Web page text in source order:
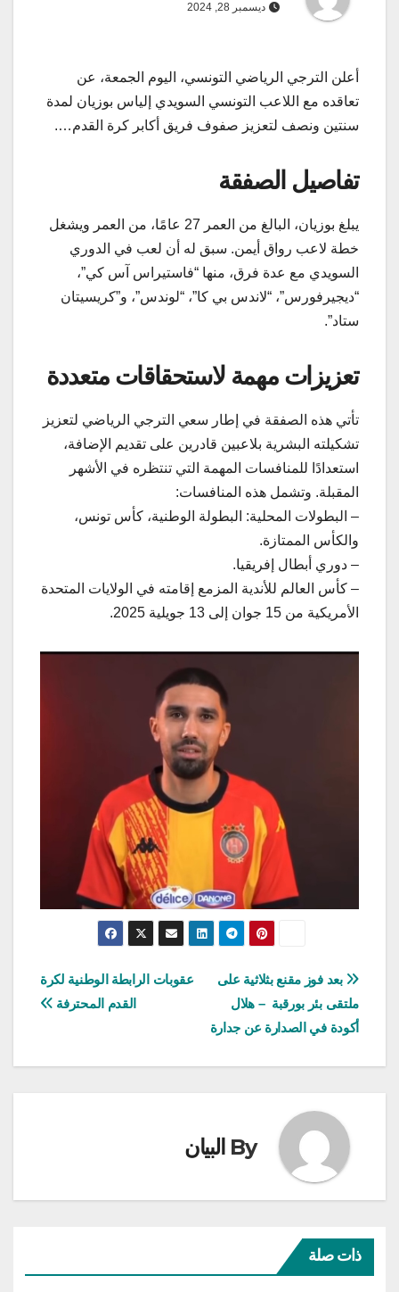
ديسمبر 28, 2024
أعلن الترجي الرياضي التونسي، اليوم الجمعة، عن
تعاقده مع اللاعب التونسي السويدي إلياس بوزيان لمدة
سنتين ونصف لتعزيز صفوف فريق أكابر كرة القدم….
تفاصيل الصفقة
يبلغ بوزيان، البالغ من العمر 27 عامًا، من العمر ويشغل
خطة لاعب رواق أيمن. سبق له أن لعب في الدوري
السويدي مع عدة فرق، منها “فاستيراس آس كي”،
“ديجيرفورس”، “لاندس بي كا”، “لوندس”، و”كريسيتان
ستاد”.
تعزيزات مهمة لاستحقاقات متعددة
تأتي هذه الصفقة في إطار سعي الترجي الرياضي لتعزيز
تشكيلته البشرية بلاعبين قادرين على تقديم الإضافة،
استعدادًا للمنافسات المهمة التي تنتظره في الأشهر
المقبلة. وتشمل هذه المنافسات:
– البطولات المحلية: البطولة الوطنية، كأس تونس،
والكأس الممتازة.
– دوري أبطال إفريقيا.
– كأس العالم للأندية المزمع إقامته في الولايات المتحدة
الأمريكية من 15 جوان إلى 13 جويلية 2025.
تصفّح
المقالات
عقوبات الرابطة الوطنية لكرة
القدم المحترفة
بعد فوز مقنع بثلاثية على
ملتقى بئر بورقبة – هلال
أكودة في الصدارة عن جدارة
By البيان
ذات صلة